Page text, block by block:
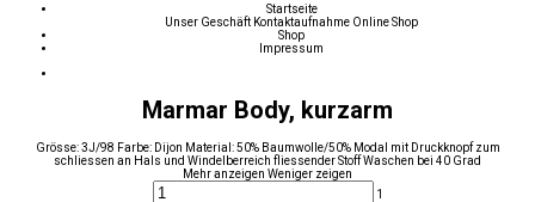
Startseite
Unser Geschäft Kontaktaufnahme Online Shop
Shop
Impressum
Marmar Body, kurzarm
Grösse: 3J/98 Farbe: Dijon Material: 50% Baumwolle/50% Modal mit Druckknopf zum
schliessen an Hals und Windelberreich fliessender Stoff Waschen bei 40 Grad
Mehr anzeigen Weniger zeigen
1